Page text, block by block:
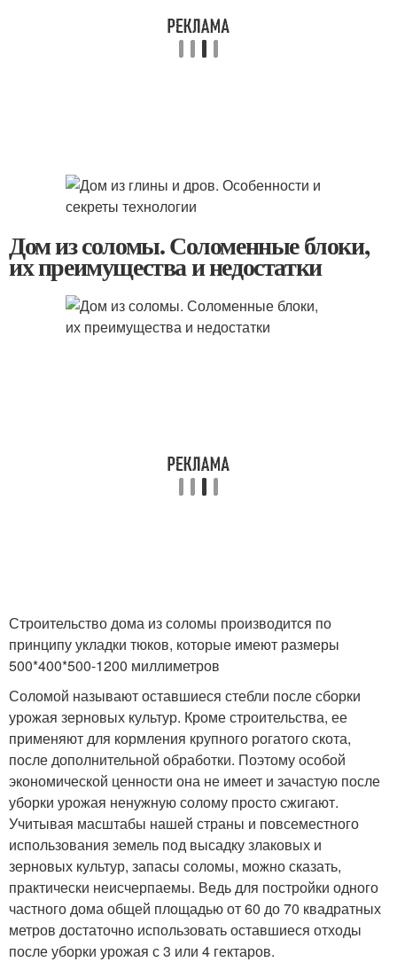
Дом из соломы. Соломенные блоки,
их преимущества и недостатки
Строительство дома из соломы производится по
принципу укладки тюков, которые имеют размеры
500*400*500-1200 миллиметров
Соломой называют оставшиеся стебли после сборки
урожая зерновых культур. Кроме строительства, ее
применяют для кормления крупного рогатого скота,
после дополнительной обработки. Поэтому особой
экономической ценности она не имеет и зачастую после
уборки урожая ненужную солому просто сжигают.
Учитывая масштабы нашей страны и повсеместного
использования земель под высадку злаковых и
зерновых культур, запасы соломы, можно сказать,
практически неисчерпаемы. Ведь для постройки одного
частного дома общей площадью от 60 до 70 квадратных
метров достаточно использовать оставшиеся отходы
после уборки урожая с 3 или 4 гектаров.